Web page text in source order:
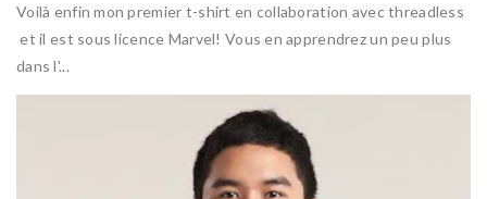
Voilà enfin mon premier t-shirt en collaboration avec threadless
et il est sous licence Marvel! Vous en apprendrez un peu plus
dans l'...